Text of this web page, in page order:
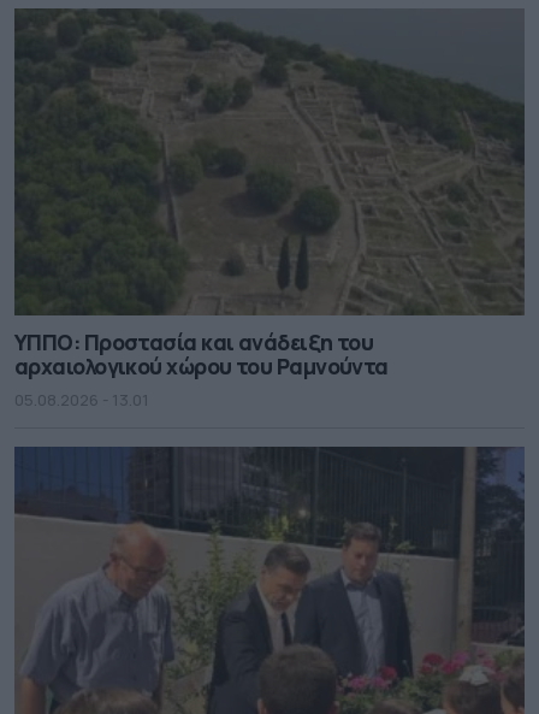
ΥΠΠΟ: Προστασία και ανάδειξη του
αρχαιολογικού χώρου του Ραμνούντα
05.08.2026 - 13.01